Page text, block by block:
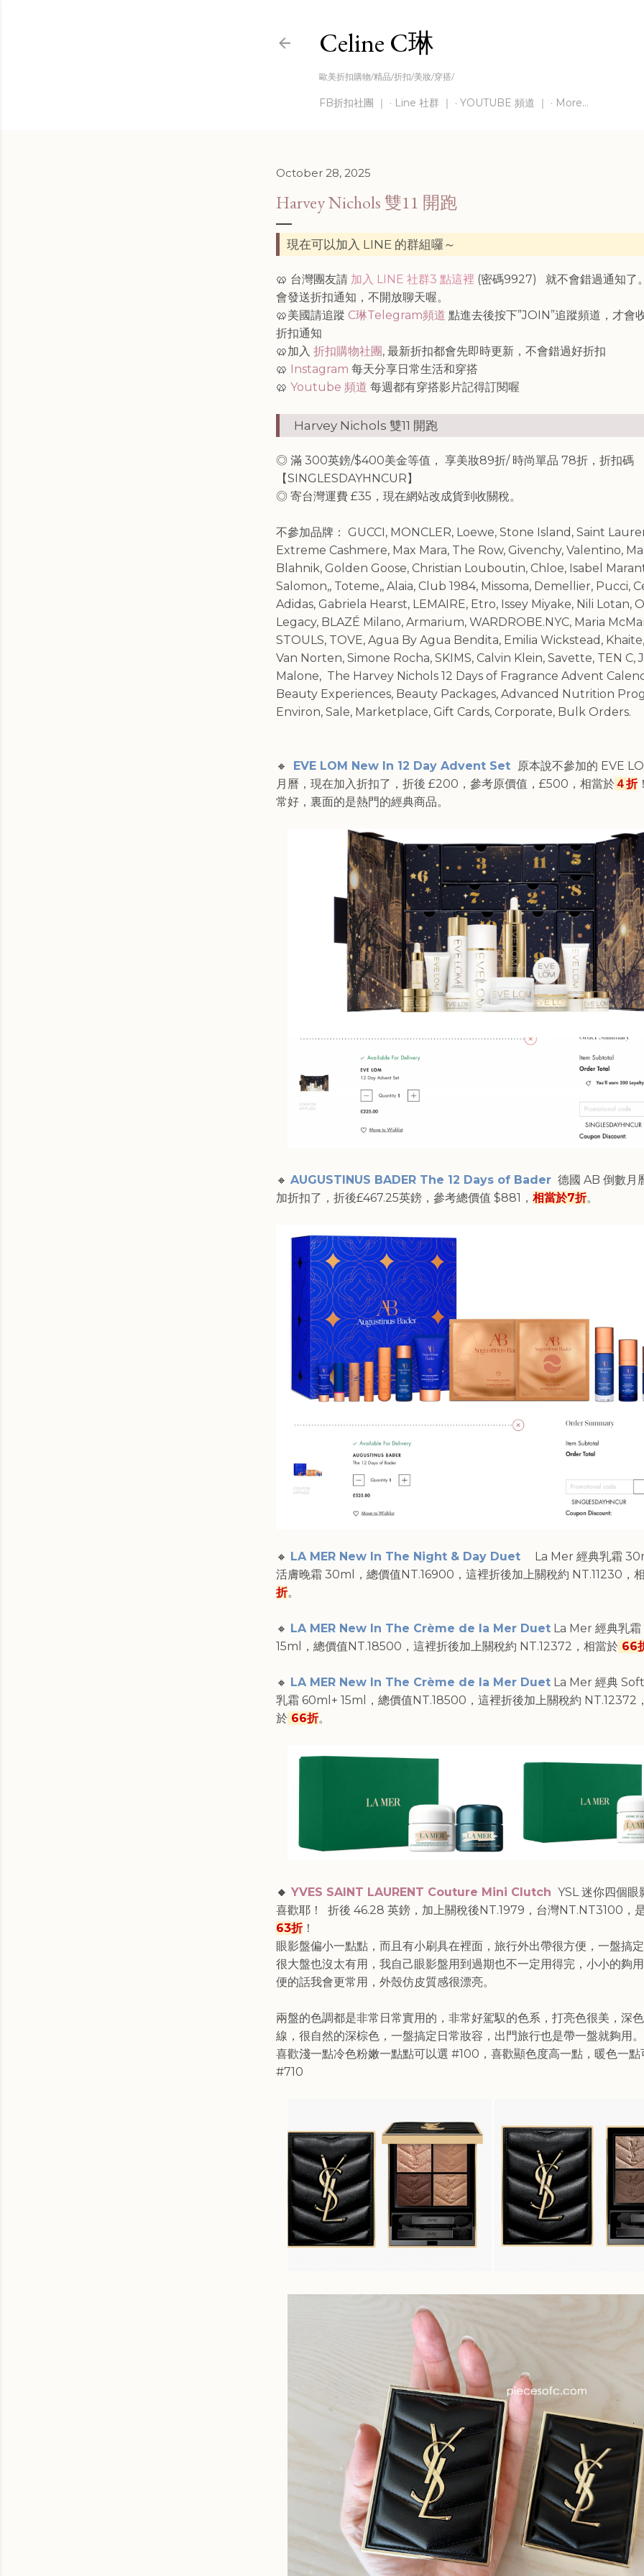
Celine C琳
歐美折扣購物/精品/折扣/美妝/穿搭/
FB折扣社團 ｜ Line 社群 ｜ YOUTUBE 頻道 ｜ More…
October 28, 2025
Harvey Nichols 雙11 開跑
現在可以加入 LINE 的群組囉～
🥨 台灣團友請 加入 LINE 社群3 點這裡 (密碼9927)
就不會錯過通知了
會發送折扣通知，不開放聊天喔。
🥨美國請追蹤 C琳Telegram頻道 點進去後按下”JOIN”追蹤頻道，才會
折扣通知
🥨加入 折扣購物社團, 最新折扣都會先即時更新，不會錯過好折扣
🥨 Instagram 每天分享日常生活和穿搭
🥨 Youtube 頻道 每週都有穿搭影片記得訂閱喔
Harvey Nichols 雙11 開跑
◎ 滿 300英鎊/$400美金等值， 享美妝89折/ 時尚單品 78折，折扣碼
【SINGLESDAYHNCUR】
◎ 寄台灣運費 £35，現在網站改成貨到收關稅。
不參加品牌： GUCCI, MONCLER, Loewe, Stone Island, Saint
Extreme Cashmere, Max Mara, The Row, Givenchy, Valentino,
Blahnik, Golden Goose, Christian Louboutin, Chloe, Isabel
Salomon,, Toteme,, Alaia, Club 1984, Missoma, Demellier, Pucci,
Adidas, Gabriela Hearst, LEMAIRE, Etro, Issey Miyake, Nili Lotan,
Legacy, BLAZÉ Milano, Armarium, WARDROBE.NYC, Maria
STOULS, TOVE, Agua By Agua Bendita, Emilia Wickstead,
Van Norten, Simone Rocha, SKIMS, Calvin Klein, Savette, TEN C,
Malone, The Harvey Nichols 12 Days of Fragrance Advent
Beauty Experiences, Beauty Packages, Advanced Nutrition
Environ, Sale, Marketplace, Gift Cards, Corporate, Bulk Orders.
🔸 EVE LOM New In 12 Day Advent Set 原本說不參加的 EVE
月曆，現在加入折扣了，折後 £200，參考原價值，£500，相當於 ４折
常好，裏面的是熱門的經典商品。
🔸 AUGUSTINUS BADER The 12 Days of Bader 德國 AB 倒數月
加折扣了，折後£467.25英鎊，參考總價值 $881， 相當於7折。
🔸 LA MER New In The Night & Day Duet
La Mer 經典乳霜
活膚晚霜 30ml，總價值NT.16900，這裡折後加上關稅約 NT.11230，
折。
🔸 LA MER New In The Crème de la Mer Duet La Mer 經典乳
15ml，總價值NT.18500，這裡折後加上關稅約 NT.12372，相當於 66
🔸 LA MER New In The Crème de la Mer Duet La Mer 經典
乳霜 60ml+ 15ml，總價值NT.18500，這裡折後加上關稅約 NT.12372
於 66折。
🔸 YVES SAINT LAURENT Couture Mini Clutch YSL 迷你四個眼
喜歡耶！ 折後 46.28 英鎊，加上關稅後NT.1979 ，台灣NT.NT3100，
63折 ！
眼影盤偏小一點點，而且有小刷具在裡面，旅行外出帶很方便，一盤搞
很大盤也沒太有用，我自己眼影盤用到過期也不一定用得完，小小的夠
便的話我會更常用，外殼仿皮質感很漂亮。
兩盤的色調都是非常日常實用的，非常好駕馭的色系，打亮色很美，深
線，很自然的深棕色，一盤搞定日常妝容，出門旅行也是帶一盤就夠用。
喜歡淺一點冷色粉嫩一點點可以選 #100，喜歡顯色度高一點，暖色一點
#710